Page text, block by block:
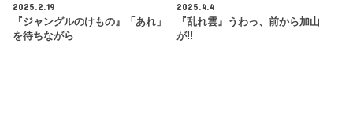
2025.2.19
『ジャングルのけもの』「あれ」
を待ちながら
2025.4.4
『乱れ雲』うわっ、前から加山
が!!